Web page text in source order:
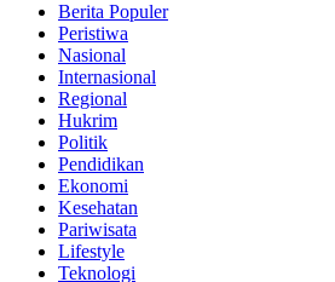
Berita Populer
Peristiwa
Nasional
Internasional
Regional
Hukrim
Politik
Pendidikan
Ekonomi
Kesehatan
Pariwisata
Lifestyle
Teknologi